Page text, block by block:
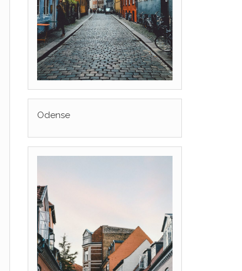
Odense